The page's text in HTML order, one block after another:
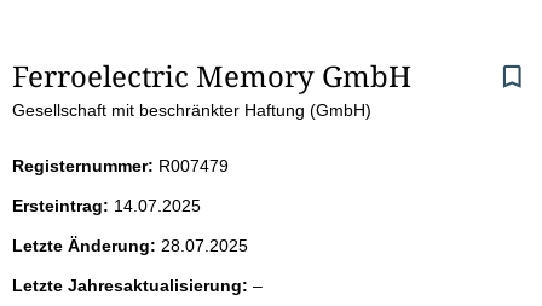
S
e
i
t
e
Ferroelectric Memory GmbH
Gesellschaft mit beschränkter Haftung (GmbH)
Registernummer: R007479
Ersteintrag: 14.07.2025
Letzte Änderung: 28.07.2025
Letzte Jahresaktualisierung: –l